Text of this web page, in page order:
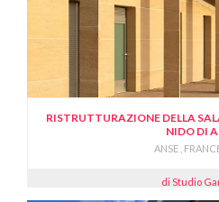
RISTRUTTURAZIONE DELLA
NIDO DI
ANSE ,
di Studio